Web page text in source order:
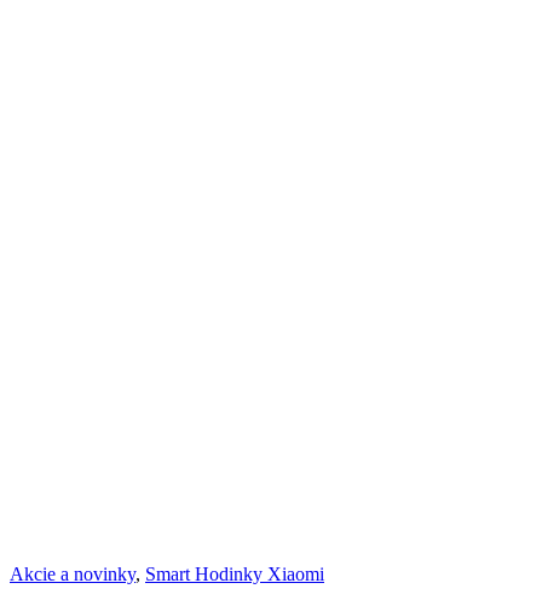
Akcie a novinky, Smart Hodinky Xiaomi